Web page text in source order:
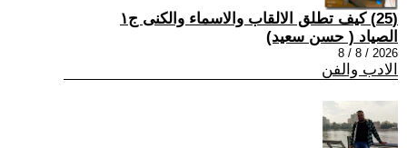
(25) كيف تطلق الالقاب والاسماء والكنى ج١
الصياد ‏( حسن سعيد‏)
2026 / 8 / 8
الادب والفن